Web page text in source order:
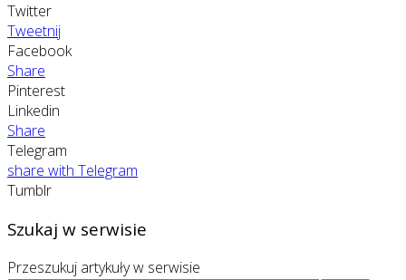
Twitter
Tweetnij
Facebook
Share
Pinterest
Linkedin
Share
Telegram
share with Telegram
Tumblr
Szukaj w serwisie
Przeszukuj artykuły w serwisie